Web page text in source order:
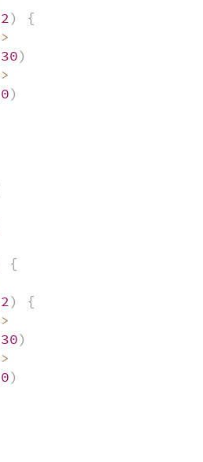
2)
{
30)
0)
{
2)
{
30)
0)